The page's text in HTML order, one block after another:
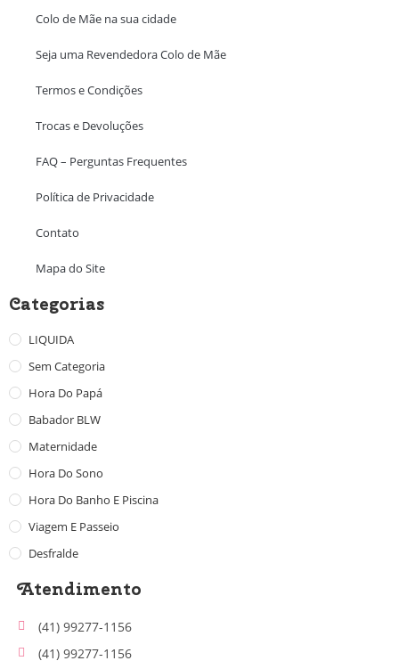
Colo de Mãe na sua cidade
Seja uma Revendedora Colo de Mãe
Termos e Condições
Trocas e Devoluções
FAQ – Perguntas Frequentes
Política de Privacidade
Contato
Mapa do Site
Categorias
LIQUIDA
Sem Categoria
Hora Do Papá
Babador BLW
Maternidade
Hora Do Sono
Hora Do Banho E Piscina
Viagem E Passeio
Desfralde
Atendimento
(41) 99277-1156
(41) 99277-1156